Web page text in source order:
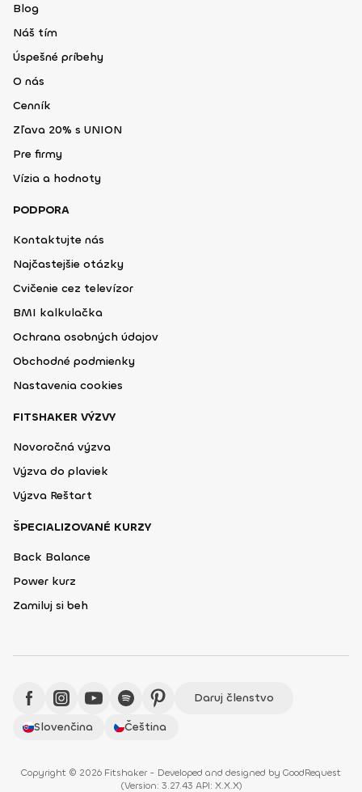
Blog
Náš tím
Úspešné príbehy
O nás
Cenník
Zľava 20% s UNION
Pre firmy
Vízia a hodnoty
PODPORA
Kontaktujte nás
Najčastejšie otázky
Cvičenie cez televízor
BMI kalkulačka
Ochrana osobných údajov
Obchodné podmienky
Nastavenia cookies
FITSHAKER VÝZVY
Novoročná výzva
Výzva do plaviek
Výzva Reštart
ŠPECIALIZOVANÉ KURZY
Back Balance
Power kurz
Zamiluj si beh
Daruj členstvo
Slovenčina
Čeština
Copyright © 2026 Fitshaker - Developed and designed by GoodRequest
(Version: 3.27.43 API: X.X.X)